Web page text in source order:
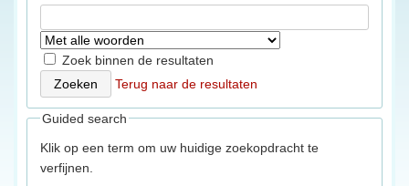
Zoek binnen de resultaten
Terug naar de resultaten
Guided search
Klik op een term om uw huidige zoekopdracht te
verfijnen.